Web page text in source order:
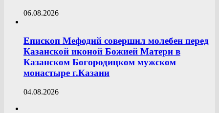
06.08.2026
Епископ Мефодий совершил молебен перед
Казанской иконой Божией Матери в
Казанском Богородицком мужском
монастыре г.Казани
04.08.2026